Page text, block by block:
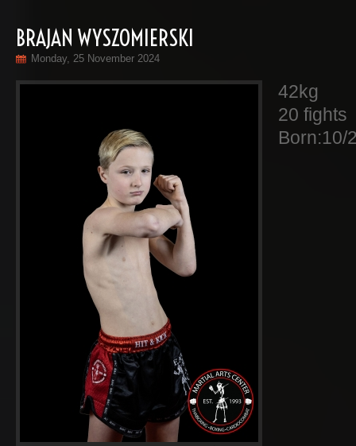
BRAJAN WYSZOMIERSKI
Monday, 25 November 2024
42kg
20 fights
Born:10/